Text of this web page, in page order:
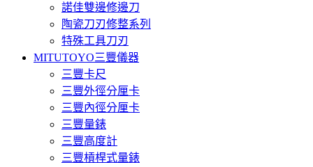
諾佳雙邊修邊刀
陶瓷刀刃修整系列
特殊工具刀刃
MITUTOYO三豐儀器
三豐卡尺
三豐外徑分厘卡
三豐內徑分厘卡
三豐量錶
三豐高度計
三豐槓桿式量錶